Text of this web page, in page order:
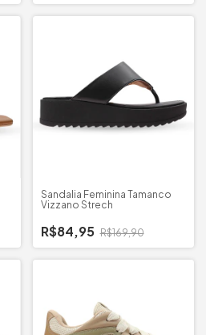
Sandalia Feminina Tamanco
Vizzano Strech
R$84,95 R$169,90